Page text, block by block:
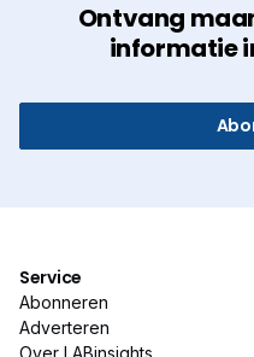
Ontvang
informatie
Service
Abonneren
Adverteren
Over LABinsights